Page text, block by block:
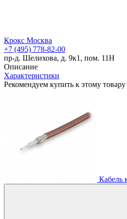
Крокс Москва
+7 (495) 778-82-00
пр-д. Шелихова, д. 9к1, пом. 11Н
Описание
Характеристики
Рекомендуем купить к этому товару
Кабель